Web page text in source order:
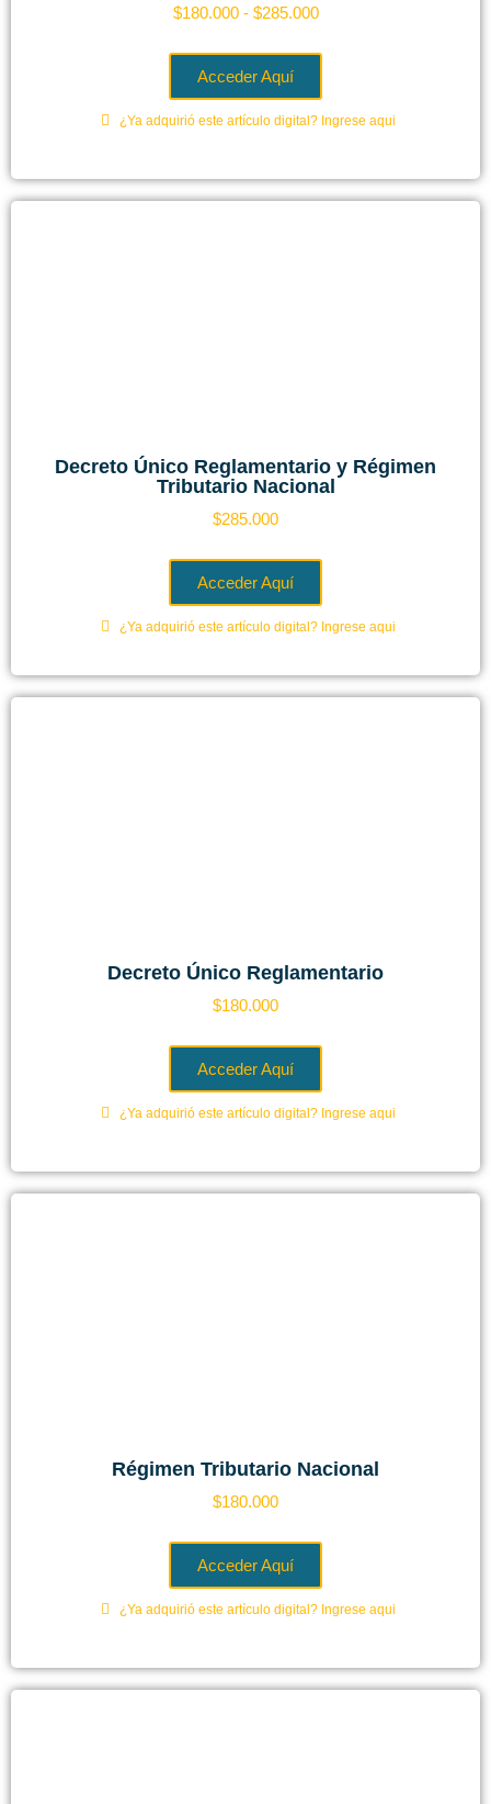
$180.000 - $285.000
Acceder Aquí
¿Ya adquirió este artículo digital? Ingrese aqui
Decreto Único Reglamentario y Régimen
Tributario Nacional
$285.000
Acceder Aquí
¿Ya adquirió este artículo digital? Ingrese aqui
Decreto Único Reglamentario
$180.000
Acceder Aquí
¿Ya adquirió este artículo digital? Ingrese aqui
Régimen Tributario Nacional
$180.000
Acceder Aquí
¿Ya adquirió este artículo digital? Ingrese aqui